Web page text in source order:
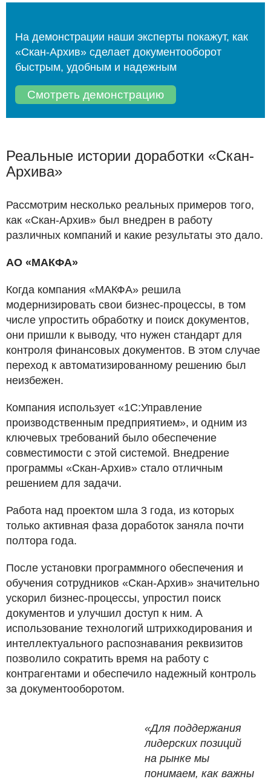
На демонстрации наши эксперты покажут, как
«Скан-Архив» сделает документооборот
быстрым, удобным и надежным
Смотреть демонстрацию
Реальные истории доработки «Скан-
Архива»
Рассмотрим несколько реальных примеров того,
как «Скан-Архив» был внедрен в работу
различных компаний и какие результаты это дало.
АО «МАКФА»
Когда компания «МАКФА» решила
модернизировать свои бизнес-процессы, в том
числе упростить обработку и поиск документов,
они пришли к выводу, что нужен стандарт для
контроля финансовых документов. В этом случае
переход к автоматизированному решению был
неизбежен.
Компания использует «1С:Управление
производственным предприятием», и одним из
ключевых требований было обеспечение
совместимости с этой системой. Внедрение
программы «Скан-Архив» стало отличным
решением для задачи.
Работа над проектом шла 3 года, из которых
только активная фаза доработок заняла почти
полтора года.
После установки программного обеспечения и
обучения сотрудников «Скан-Архив» значительно
ускорил бизнес-процессы, упростил поиск
документов и улучшил доступ к ним. А
использование технологий штрихкодирования и
интеллектуального распознавания реквизитов
позволило сократить время на работу с
контрагентами и обеспечило надежный контроль
за документооборотом.
«Для поддержания
лидерских позиций
на рынке мы
понимаем, как важны